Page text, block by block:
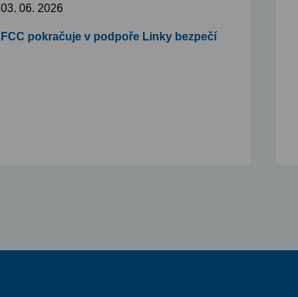
03. 06. 2026
FCC pokračuje v podpoře Linky bezpečí